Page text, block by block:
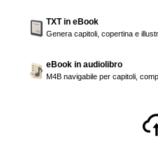
TXT in eBook
Genera capitoli, copertina e
eBook in audiolibro
M4B navigabile per capitoli,